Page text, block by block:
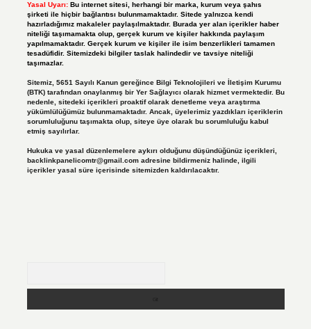
Yasal Uyarı: Bu internet sitesi, herhangi bir marka, kurum veya şahıs
şirketi ile hiçbir bağlantısı bulunmamaktadır. Sitede yalnızca kendi
hazırladığımız makaleler paylaşılmaktadır. Burada yer alan içerikler haber
niteliği taşımamakta olup, gerçek kurum ve kişiler hakkında paylaşım
yapılmamaktadır. Gerçek kurum ve kişiler ile isim benzerlikleri tamamen
tesadüfidir. Sitemizdeki bilgiler taslak halindedir ve tavsiye niteliği
taşımazlar.
Sitemiz, 5651 Sayılı Kanun gereğince Bilgi Teknolojileri ve İletişim Kurumu
(BTK) tarafından onaylanmış bir Yer Sağlayıcı olarak hizmet vermektedir. Bu
nedenle, sitedeki içerikleri proaktif olarak denetleme veya araştırma
yükümlülüğümüz bulunmamaktadır. Ancak, üyelerimiz yazdıkları içeriklerin
sorumluluğunu taşımakta olup, siteye üye olarak bu sorumluluğu kabul
etmiş sayılırlar.
Hukuka ve yasal düzenlemelere aykırı olduğunu düşündüğünüz içerikleri,
backlinkpanelicomtr@gmail.comadresine bildirmeniz halinde, ilgili
içerikler yasal süre içerisinde sitemizden kaldırılacaktır.